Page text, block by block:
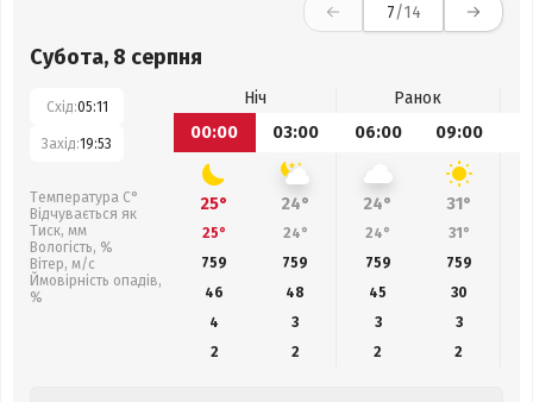
7/14
Субота, 8 серпня
Схід:05:11
Захід:19:53
Температура С°
Відчувається як
Тиск, мм
Вологість, %
Вітер, м/с
Ймовірність опадів,
%
Ніч
Ранок
00:00
03:00 06:00 09:00
25° 24° 24° 31°
25° 24° 24° 31°
759
759 759 759
46
48 45 30
4
3 3
3
2
2 2 2